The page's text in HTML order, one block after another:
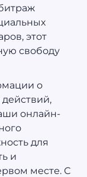
этот
свободу
о
онлайн-
для
и
месте. С